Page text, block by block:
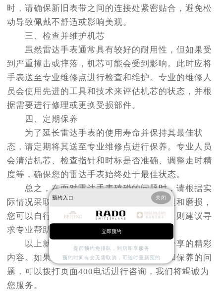
时，请确保新旧表带之间的连接处紧密贴合，避免松
动导致佩戴不舒适或影响美观。
三、检查并维护机芯
虽然雷达手表通常具有较好的耐用性，但如果受
到严重撞击或摔落，机芯可能会受到影响。此时应将
手表送至专业维修点进行检查和维护。专业的维修人
员会使用先进的工具和技术来评估机芯的状态，并根
据需要进行修理或更换受损部件。
四、定期保养
为了延长雷达手表的使用寿命并保持其最佳状
态，请定期将其送至专业维修点进行保养。专业人员
会清洁机芯、检查指针和时标是否准确、调整走时精
度等，确保您的雷达手表始终处于最佳状态。
总之，在面对雷达手表磕碰的问题时，请根据实
际情况采取相应的处理措施。对于轻微划痕和磨损，
您可以自行解决；而对于严重损坏的情况，则建议寻
求专业帮助以确保手表的安全与美观。
以上就是
北京雷达维修服务中心
为您分享的精彩
内容。如果您还有其他关于雷达手表维护和保养的问
题，可以拨打页面400电话进行咨询，我们将竭诚为
您服务。
预约入口 关闭
立即预约
提前预约免排队，到店即享服务
预约时间有变无需取消，可随时重新预约